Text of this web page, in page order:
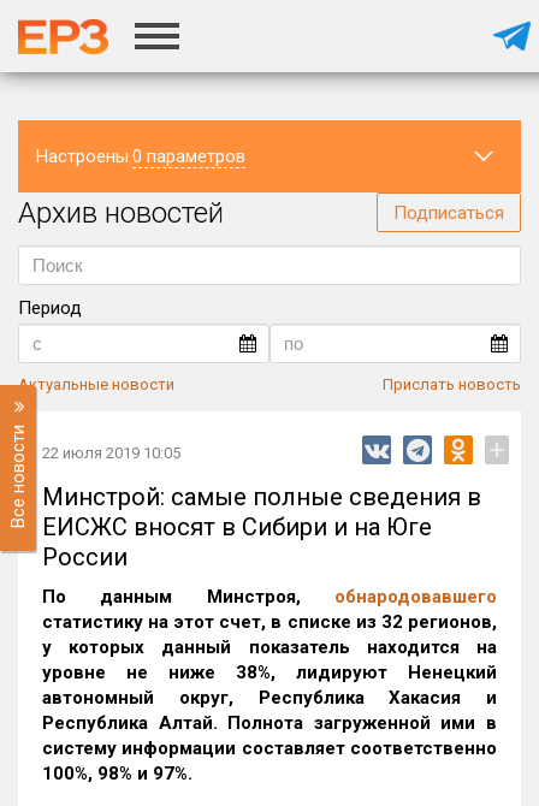
Настроены 0 параметров
Регион
Архив новостей Подписаться
Период
Актуальные новости Прислать новость
Все новости 22 июля 2019 10:05 +
Минстрой: самые полные сведения в
ЕИСЖС вносят в Сибири и на Юге
России
По данным Минстроя, обнародовавшего
статистику на этот счет, в списке из 32 регионов,
у которых данный показатель находится на
уровне не ниже 38%, лидируют Ненецкий
автономный округ, Республика Хакасия и
Республика Алтай. Полнота загруженной ими в
систему информации составляет соответственно
100%, 98% и 97%.